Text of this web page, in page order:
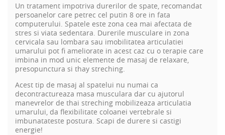
Un tratament impotriva durerilor de spate, recomandat
persoanelor care petrec cel putin 8 ore in fata
computerului. Spatele este zona cea mai afectata de
stres si viata sedentara. Durerile musculare in zona
cervicala sau lombara sau imobilitatea articulatiei
umarului pot fi ameliorate in acest caz cu o terapie care
imbina in mod unic elemente de masaj de relaxare,
presopunctura si thay streching.
Acest tip de masaj al spatelui nu numai ca
decontractureaza masa musculara dar cu ajutorul
manevrelor de thai streching mobilizeaza articulatia
umarului, da flexibilitate coloanei vertebrale si
imbunatateste postura. Scapi de durere si castigi
energie!